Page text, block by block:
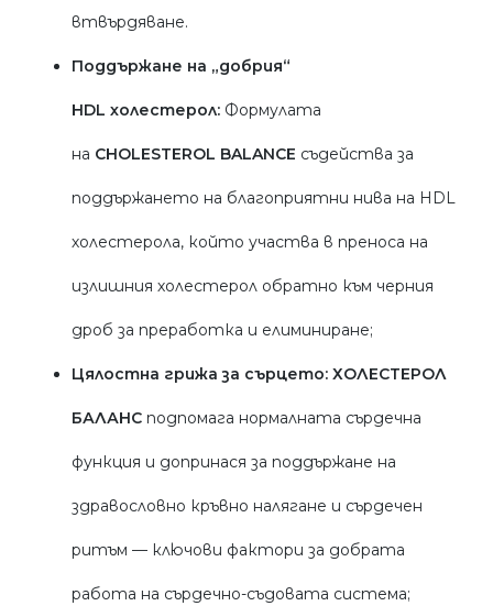
втвърдяване.
Поддържане на „добрия“
HDL холестерол: Формулата
на CHOLESTEROL BALANCE съдейства за
поддържането на благоприятни нива на HDL
холестерола, който участва в преноса на
излишния холестерол обратно към черния
дроб за преработка и елиминиране;
Цялостна грижа за сърцето: ХОЛЕСТЕРОЛ
БАЛАНС подпомага нормалната сърдечна
функция и допринася за поддържане на
здравословно кръвно налягане и сърдечен
ритъм — ключови фактори за добрата
работа на сърдечно-съдовата система;